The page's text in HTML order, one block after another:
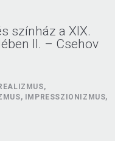
színház a XIX.
II. – Csehov
IMPRESSZIONIZMUS,